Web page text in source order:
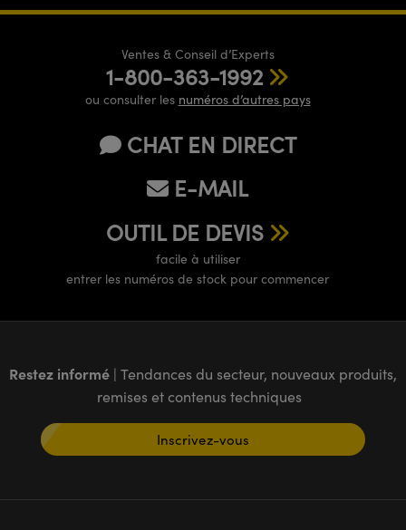
Ventes & Conseil d’Experts
1-800-363-1992
ou consulter les numéros d’autres pays
CHAT EN DIRECT
E-MAIL
OUTIL DE DEVIS
facile à utiliser
entrer les numéros de stock pour commencer
Restez informé | Tendances du secteur, nouveaux produits,
remises et contenus techniques
Inscrivez-vous